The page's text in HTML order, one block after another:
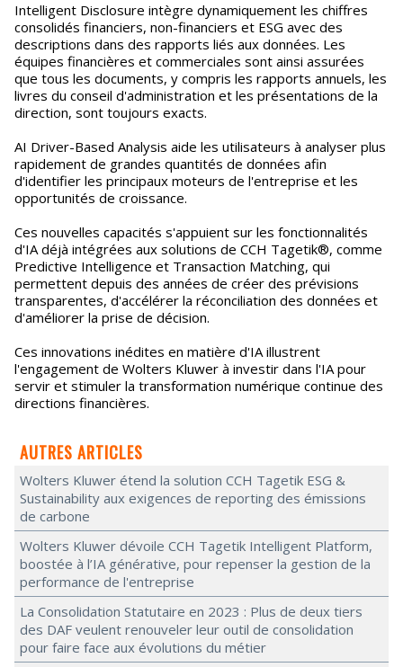
Intelligent Disclosure intègre dynamiquement les chiffres
consolidés financiers, non-financiers et ESG avec des
descriptions dans des rapports liés aux données. Les
équipes financières et commerciales sont ainsi assurées
que tous les documents, y compris les rapports annuels, les
livres du conseil d'administration et les présentations de la
direction, sont toujours exacts.
AI Driver-Based Analysis aide les utilisateurs à analyser plus
rapidement de grandes quantités de données afin
d'identifier les principaux moteurs de l'entreprise et les
opportunités de croissance.
Ces nouvelles capacités s'appuient sur les fonctionnalités
d'IA déjà intégrées aux solutions de CCH Tagetik®, comme
Predictive Intelligence et Transaction Matching, qui
permettent depuis des années de créer des prévisions
transparentes, d'accélérer la réconciliation des données et
d'améliorer la prise de décision.
Ces innovations inédites en matière d'IA illustrent
l'engagement de Wolters Kluwer à investir dans l'IA pour
servir et stimuler la transformation numérique continue des
directions financières.
AUTRES ARTICLES
Wolters Kluwer étend la solution CCH Tagetik ESG &
Sustainability aux exigences de reporting des émissions
de carbone
Wolters Kluwer dévoile CCH Tagetik Intelligent Platform,
boostée à l’IA générative, pour repenser la gestion de la
performance de l'entreprise
La Consolidation Statutaire en 2023 : Plus de deux tiers
des DAF veulent renouveler leur outil de consolidation
pour faire face aux évolutions du métier